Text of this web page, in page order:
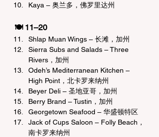
Kaya – 奥兰多，佛罗里达州
🍽️ 11–20
Shlap Muan Wings – 长滩，加州
Sierra Subs and Salads – Three
Rivers，加州
Odeh’s Mediterranean Kitchen –
High Point，北卡罗来纳州
Beyer Deli – 圣地亚哥，加州
Berry Brand – Tustin，加州
Georgetown Seafood – 华盛顿特区
Jack of Cups Saloon – Folly Beach，
南卡罗来纳州